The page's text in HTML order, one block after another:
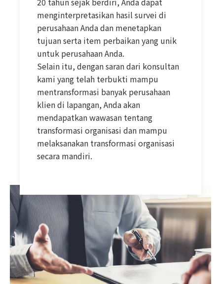
menginterpretasikan hasil survei di
perusahaan Anda dan menetapkan
tujuan serta item perbaikan yang unik
untuk perusahaan Anda.
Selain itu, dengan saran dari konsultan
kami yang telah terbukti mampu
mentransformasi banyak perusahaan
klien di lapangan, Anda akan
mendapatkan wawasan tentang
transformasi organisasi dan mampu
melaksanakan transformasi organisasi
secara mandiri.